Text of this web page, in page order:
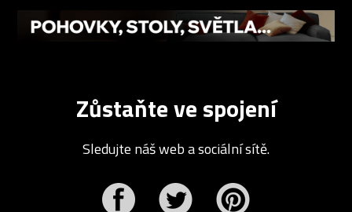
Zůstaňte ve spojení
Sledujte náš web a sociální sítě.